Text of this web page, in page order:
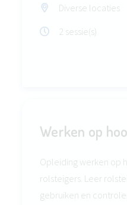
Diverse locaties
2 sessie(s)
Werken op
Opleiding werken op
rolsteigers. Leer
gebruiken en